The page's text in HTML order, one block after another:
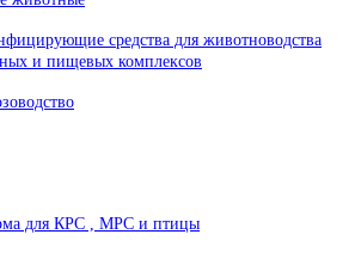
средства для животноводства
и пищевых комплексов
для КРС , МРС и птицы